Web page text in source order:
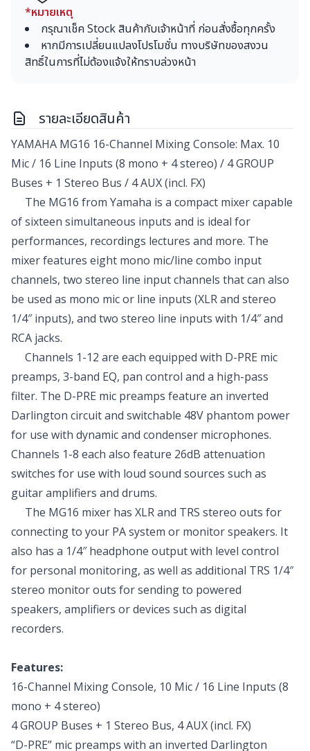
*หมายเหตุ
กรุณาเช็ค Stock สินค้ากับเจ้าหน้าที่ ก่อนสั่งซื้อทุกครั้ง
หากมีการเปลี่ยนแปลงโปรโมชั่น ทางบริษัทของสงวน
สิทธิ์ในการที่ไม่ต้องแจ้งให้ทราบล่วงหน้า
รายละเอียดสินค้า
YAMAHA MG16 16-Channel Mixing Console: Max. 10
Mic / 16 Line Inputs (8 mono + 4 stereo) / 4 GROUP
Buses + 1 Stereo Bus / 4 AUX (incl. FX)
The MG16 from Yamaha is a compact mixer capable
of sixteen simultaneous inputs and is ideal for
performances, recordings lectures and more. The
mixer features eight mono mic/line combo input
channels, two stereo line input channels that can also
be used as mono mic or line inputs (XLR and stereo
1/4″ inputs), and two stereo line inputs with 1/4″ and
RCA jacks.
Channels 1-12 are each equipped with D-PRE mic
preamps, 3-band EQ, pan control and a high-pass
filter. The D-PRE mic preamps feature an inverted
Darlington circuit and switchable 48V phantom power
for use with dynamic and condenser microphones.
Channels 1-8 each also feature 26dB attenuation
switches for use with loud sound sources such as
guitar amplifiers and drums.
The MG16 mixer has XLR and TRS stereo outs for
connecting to your PA system or monitor speakers. It
also has a 1/4″ headphone output with level control
for personal monitoring, as well as additional TRS 1/4″
stereo monitor outs for sending to powered
speakers, amplifiers or devices such as digital
recorders.
Features:
16-Channel Mixing Console, 10 Mic / 16 Line Inputs (8
mono + 4 stereo)
4 GROUP Buses + 1 Stereo Bus, 4 AUX (incl. FX)
“D-PRE” mic preamps with an inverted Darlington